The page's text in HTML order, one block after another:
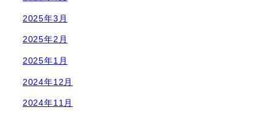
2025年3月
2025年2月
2025年1月
2024年12月
2024年11月